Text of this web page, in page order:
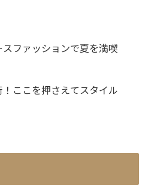
ファッションで夏を満喫
ここを押さえてスタイル